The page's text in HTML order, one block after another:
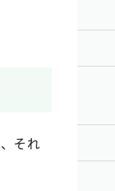
それ